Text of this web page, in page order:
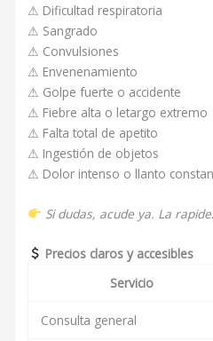
⚠ Dificultad respiratoria
⚠ Sangrado
⚠ Convulsiones
⚠ Envenenamiento
⚠ Golpe fuerte o accidente
⚠ Fiebre alta o letargo extremo
⚠ Falta total de apetito
⚠ Ingestión de objetos
⚠ Dolor intenso o llanto
Si dudas, acude ya. La
Precios claros y accesibles
Servicio
Consulta general